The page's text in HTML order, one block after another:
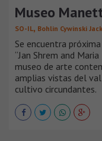
Museo
SO-IL, Bohlin Cywinski
Se encuentra
“Jan Shrem and
museo de arte
amplias vistas del
cultivo circundantes.